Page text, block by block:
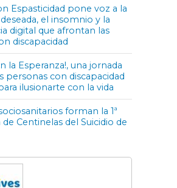
Espasticidad pone voz a la
el insomnio y la
digital que afrontan las
discapacidad
la Esperanza!, una jornada
personas con discapacidad
ilusionarte con la vida
forman la 1ª
Centinelas del Suicidio de